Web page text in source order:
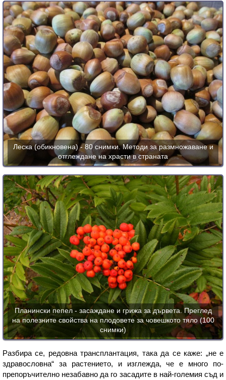
Леска (обикновена) - 80 снимки. Методи за размножаване и
отглеждане на храсти в страната
Планински пепел - засаждане и грижа за дървета. Преглед
на полезните свойства на плодовете за човешкото тяло (100
снимки)
Разбира се, редовна трансплантация, така да се каже: „не е
здравословна“ за растението, и изглежда, че е много по-
препоръчително незабавно да го засадите в най-големия съд и